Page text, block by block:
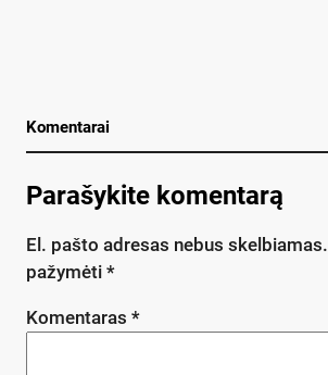
Komentarai
Parašykite komentarą
El. pašto adresas nebus skelbiamas.
pažymėti *
Komentaras *